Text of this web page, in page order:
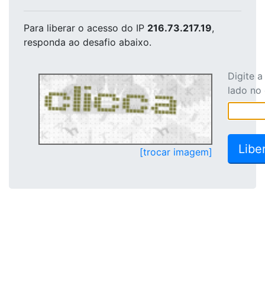
Para liberar o acesso do IP 216.73.217.19,
responda ao desafio abaixo.
[trocar imagem]
Digite
lado no